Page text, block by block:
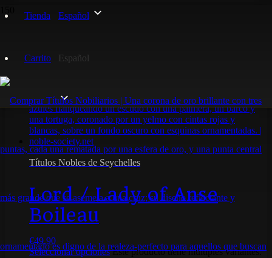
Tienda
Carrito
Español
Español
Mostrando el único resultado
Títulos Nobles de Seychelles
Lord / Lady of Anse
Boileau
€49,90
Seleccionar opciones Este producto tiene múltiples variantes.